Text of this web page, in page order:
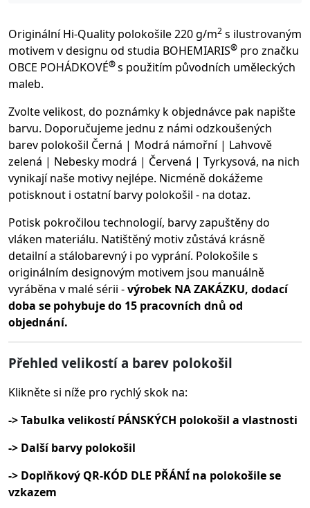
Originální Hi-Quality polokošile 220 g/m2 s ilustrovaným
motivem v designu od studia BOHEMIARIS® pro značku
OBCE POHÁDKOVÉ®s použitím původních uměleckých
maleb.
Zvolte velikost, do poznámky k objednávce pak napište
barvu. Doporučujeme jednu z námi odzkoušených
barev polokošil Černá | Modrá námořní | Lahvově
zelená | Nebesky modrá | Červená | Tyrkysová, na nich
vynikají naše motivy nejlépe. Nicméně dokážeme
potisknout i ostatní barvy polokošil - na dotaz.
Potisk pokročilou technologií, barvy zapuštěny do
vláken materiálu. Natištěný motiv zůstává krásně
detailní a stálobarevný i po vyprání. Polokošile s
originálním designovým motivem jsou manuálně
vyráběna v malé sérii -výrobek NA ZAKÁZKU, dodací
doba se pohybuje do 15 pracovních dnů od
objednání.
Přehled velikostí a barev polokošil
Klikněte si níže pro rychlý skok na:
-> Tabulka velikostí PÁNSKÝCH polokošil a vlastnosti
-> Další barvy polokošil
-> Doplňkový QR-KÓD DLE PŘÁNÍ na polokošile se
vzkazem